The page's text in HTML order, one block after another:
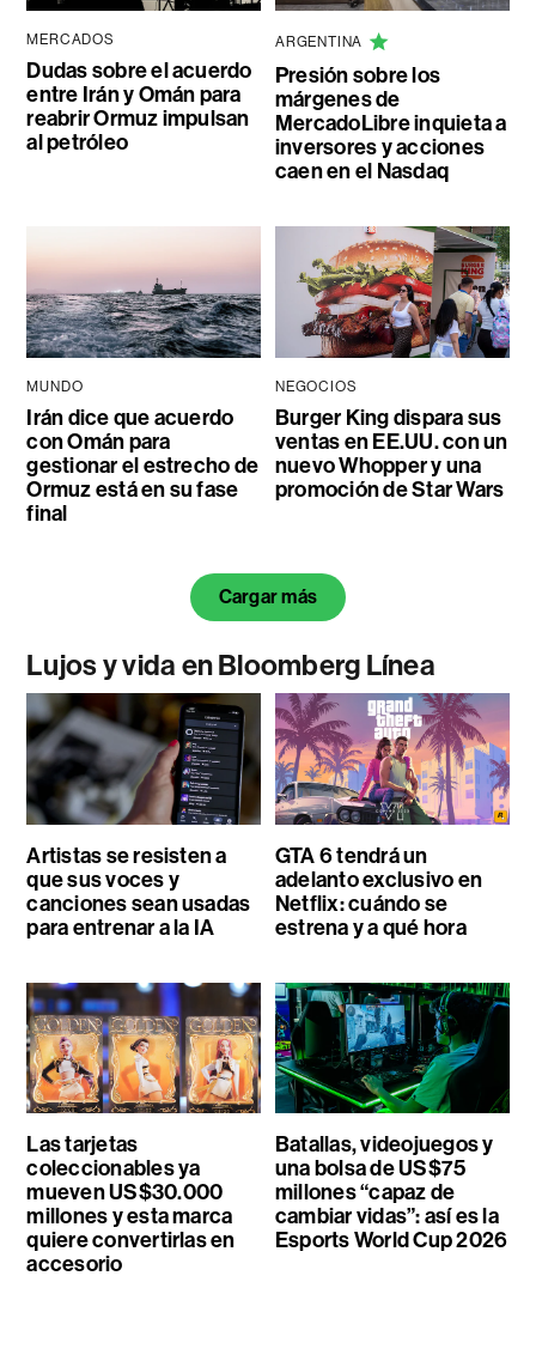
MERCADOS
Dudas sobre el acuerdo
entre Irán y Omán para
reabrir Ormuz impulsan
al petróleo
ARGENTINA
Presión sobre los
márgenes de
MercadoLibre inquieta a
inversores y acciones
caen en el Nasdaq
MUNDO
Irán dice que acuerdo
con Omán para
gestionar el estrecho de
Ormuz está en su fase
final
NEGOCIOS
Burger King dispara sus
ventas en EE.UU. con un
nuevo Whopper y una
promoción de Star Wars
Cargar más
Lujos y vida en Bloomberg Línea
Artistas se resisten a
que sus voces y
canciones sean usadas
para entrenar a la IA
GTA 6 tendrá un
adelanto exclusivo en
Netflix: cuándo se
estrena y a qué hora
Las tarjetas
coleccionables ya
mueven US$30.000
millones y esta marca
quiere convertirlas en
accesorio
Batallas, videojuegos y
una bolsa de US$75
millones “capaz de
cambiar vidas”: así es la
Esports World Cup 2026